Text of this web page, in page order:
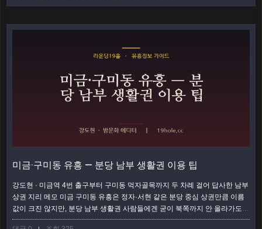
미금·구미동 유흥 — 분당 남부 생활권 이용 팁
강도현 · 미금역 4번 출구부터 구미동 먹자골목까지 두 차례 걸어 답사한 남부
상권 지리 메모 미금 구미동 유흥은 정자·서현 같은 분당 중심 상권만큼 이름
값이 크진 않지만, 분당 남부 생활권 사람들에겐 굳이 북쪽까지 안 올라가도
되는 실속 상권이다. 미금역을 축으로 구미동·오리 방면이 하나의 생활권으로